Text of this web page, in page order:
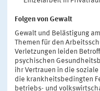
Folgen von Gewalt
Gewalt und Belästigung
Themen für den
Verletzungen leiden
psychischen
ihr Vertrauen in die
die krankheitsbedingten
betriebs- und